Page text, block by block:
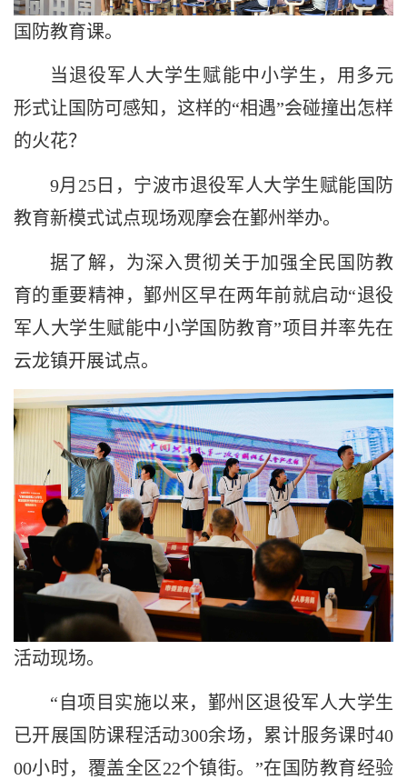
国防教育课。
当退役军人大学生赋能中小学生，用多元
形式让国防可感知，这样的“相遇”会碰撞出怎样
的火花？
9月25日，宁波市退役军人大学生赋能国防
教育新模式试点现场观摩会在鄞州举办。
据了解，为深入贯彻关于加强全民国防教
育的重要精神，鄞州区早在两年前就启动“退役
军人大学生赋能中小学国防教育”项目并率先在
云龙镇开展试点。
活动现场。
“自项目实施以来，鄞州区退役军人大学生
已开展国防课程活动300余场，累计服务课时40
00小时，覆盖全区22个镇街。”在国防教育经验